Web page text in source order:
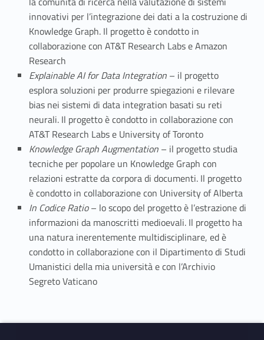
innovativi per l’integrazione dei dati a la costruzione di
Knowledge Graph. Il progetto è condotto in
collaborazione con AT&T Research Labs e Amazon
Research
Explainable AI for Data Integration– il progetto
esplora soluzioni per produrre spiegazioni e rilevare
bias nei sistemi di data integration basati su reti
neurali. Il progetto è condotto in collaborazione con
AT&T Research Labs e University of Toronto
Knowledge Graph Augmentation– il progetto studia
tecniche per popolare un Knowledge Graph con
relazioni estratte da corpora di documenti. Il progetto
è condotto in collaborazione con University of Alberta
In Codice Ratio– lo scopo del progetto è l’estrazione di
informazioni da manoscritti medioevali. Il progetto ha
una natura inerentemente multidisciplinare, ed è
condotto in collaborazione con il Dipartimento di Studi
Umanistici della mia università e con l’Archivio
Segreto Vaticano